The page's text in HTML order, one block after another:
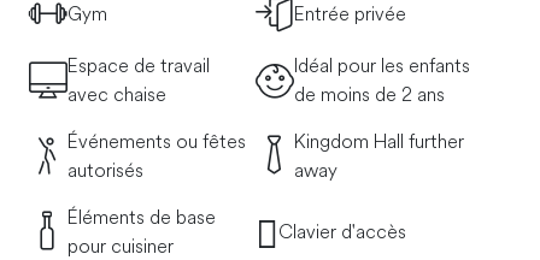
Gym Entrée privée
Espace de travail
avec chaise
Idéal pour les enfants
de moins de 2 ans
Événements ou fêtes
autorisés
Kingdom Hall further
away
Éléments de base
pour cuisiner
Clavier d'accès